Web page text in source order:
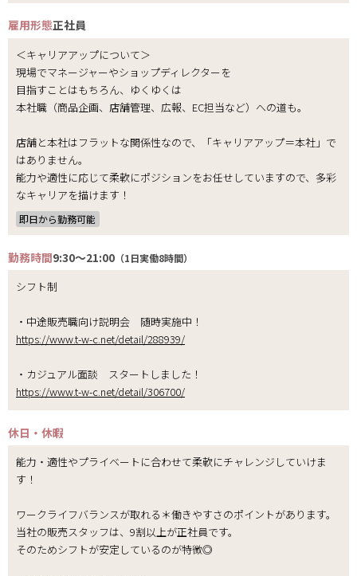
雇用形態正社員
＜キャリアアップについて＞
現場でマネージャーやショップディレクターを
目指すことはもちろん、ゆくゆくは
本社職（商品企画、店舗管理、広報、EC担当など）への道も。
店舗と本社はフラットな関係性なので、「キャリアアップ＝本社」で
はありません。
能力や適性に応じて柔軟にポジションをお任せしていますので、多彩
なキャリアを描けます！
即日から勤務可能
勤務時間9:30～21:00 （1日実働8時間）
シフト制
・中途販売職向け説明会 随時実施中！
https://www.t-w-c.net/detail/288939/
・カジュアル面談 スタートしました！
https://www.t-w-c.net/detail/306700/
休日・休暇
能力・適性やプライベートに合わせて柔軟にチャレンジしていけま
す！
ワークライフバランスが取れる＊働きやすさのポイントがあります。
当社の販売スタッフは、9割以上が正社員です。
そのためシフトが安定しているのが特徴◎